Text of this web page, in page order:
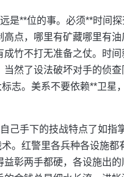
是**位的事。必须**时间
点，哪里有矿藏哪里有
竹不打无准备之仗。时
然了设法破坏对手的侦
志。美系不要依赖**卫星
己手下的技战特点了如指
。红警里各兵种各设施
彰两手都硬，各设施出